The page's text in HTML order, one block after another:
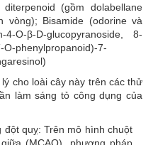
(gồm dolabellane
vòng); Bisamide (odorine và
O-β-D-glucopyranoside, 8-
O-phenylpropanoid)-7-
cho loài cây này trên các thử
làm sáng tỏ công dụng của
đột quỵ: Trên mô hình chuột
(MCAO), phương pháp